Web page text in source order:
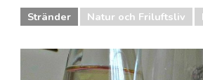
Stränder Natur och Friluftsliv